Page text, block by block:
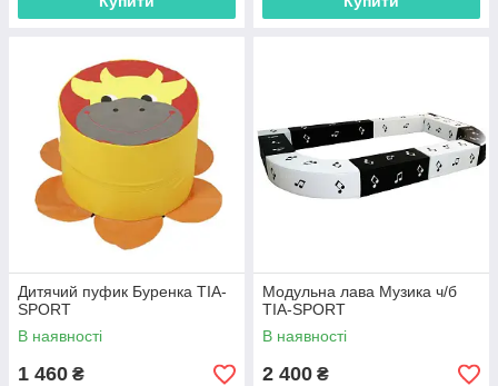
Дитячий пуфик Буренка TIA-
SPORT
В наявності
1 460 ₴
Модульна лава Музика ч/б
TIA-SPORT
В наявності
2 400 ₴